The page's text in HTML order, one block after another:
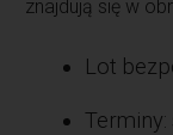
znajdują się w
Lot